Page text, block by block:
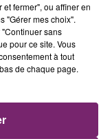
Août 2026
fermer", ou affiner en
"Gérer mes choix".
sans
pour ce site. Vous
à tout
de chaque page.